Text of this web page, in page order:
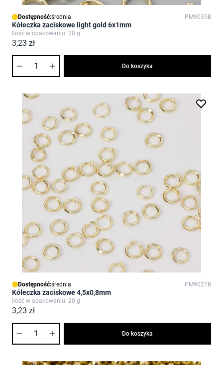
Dostępność:średnia PM9035B
Kółeczka zaciskowe light gold 6x1mm
Ilość w opakowaniu: 20 g
3,23 zł
Do koszyka
Dostępność:średnia PM9027B
Kółeczka zaciskowe 4,5x0,8mm
Ilość w opakowaniu: 20 g
3,23 zł
Do koszyka